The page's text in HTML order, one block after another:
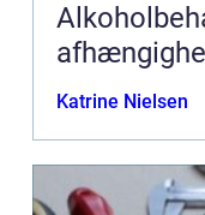
Katrine Nielsen